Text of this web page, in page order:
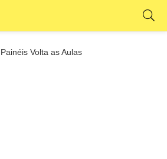
Painéis Volta as Aulas